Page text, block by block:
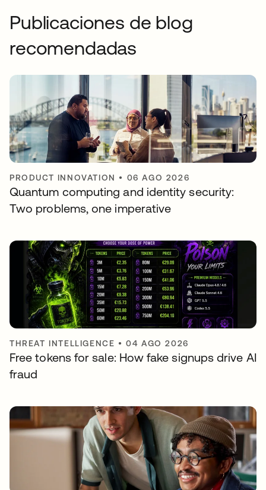
Publicaciones de blog
recomendadas
PRODUCT INNOVATION • 06 AGO 2026
Quantum computing and identity security:
Two problems, one imperative
THREAT INTELLIGENCE •04 AGO 2026
Free tokens for sale: How fake signups drive AI
fraud